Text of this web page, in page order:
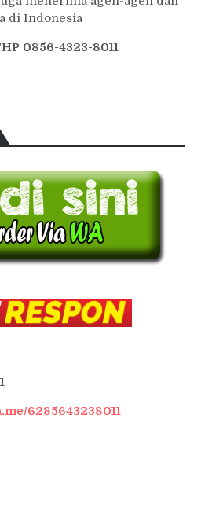
di Indonesia
0856-4323-8011
6285643238011